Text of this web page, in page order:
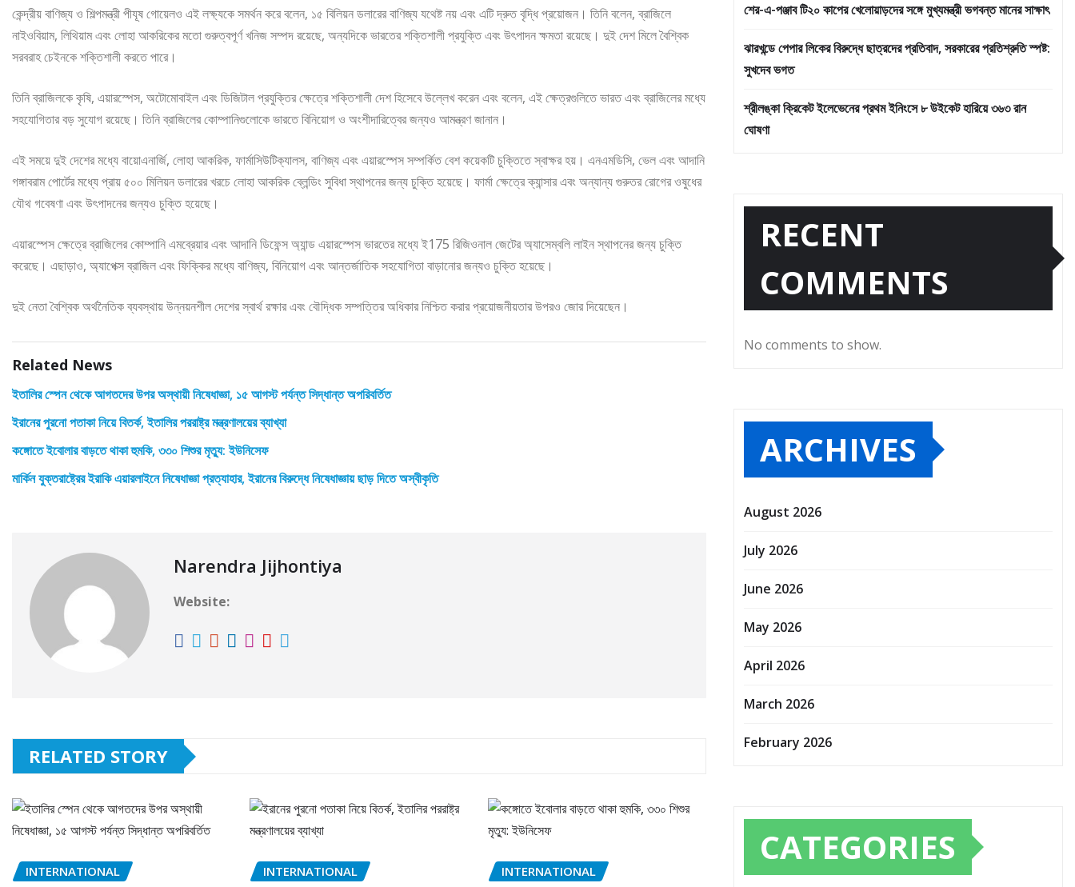
কেন্দ্রীয় বাণিজ্য ও শিল্পমন্ত্রী পীযূষ গোয়েলও এই লক্ষ্যকে সমর্থন করে বলেন, ১৫ বিলিয়ন ডলারের বাণিজ্য যথেষ্ট নয় এবং এটি দ্রুত বৃদ্ধি প্রয়োজন। তিনি বলেন, ব্রাজিলে
নাইওবিয়াম, লিথিয়াম এবং লোহা আকরিকের মতো গুরুত্বপূর্ণ খনিজ সম্পদ রয়েছে, অন্যদিকে ভারতের শক্তিশালী প্রযুক্তি এবং উৎপাদন ক্ষমতা রয়েছে। দুই দেশ মিলে বৈশ্বিক
সরবরাহ চেইনকে শক্তিশালী করতে পারে।
তিনি ব্রাজিলকে কৃষি, এয়ারস্পেস, অটোমোবাইল এবং ডিজিটাল প্রযুক্তির ক্ষেত্রে শক্তিশালী দেশ হিসেবে উল্লেখ করেন এবং বলেন, এই ক্ষেত্রগুলিতে ভারত এবং ব্রাজিলের মধ্যে
সহযোগিতার বড় সুযোগ রয়েছে। তিনি ব্রাজিলের কোম্পানিগুলোকে ভারতে বিনিয়োগ ও অংশীদারিত্বের জন্যও আমন্ত্রণ জানান।
এই সময়ে দুই দেশের মধ্যে বায়োএনার্জি, লোহা আকরিক, ফার্মাসিউটিক্যালস, বাণিজ্য এবং এয়ারস্পেস সম্পর্কিত বেশ কয়েকটি চুক্তিতে স্বাক্ষর হয়। এনএমডিসি, ভেল এবং আদানি
গঙ্গাবরাম পোর্টের মধ্যে প্রায় ৫০০ মিলিয়ন ডলারের খরচে লোহা আকরিক ব্লেন্ডিং সুবিধা স্থাপনের জন্য চুক্তি হয়েছে। ফার্মা ক্ষেত্রে ক্যান্সার এবং অন্যান্য গুরুতর রোগের ওষুধের
যৌথ গবেষণা এবং উৎপাদনের জন্যও চুক্তি হয়েছে।
এয়ারস্পেস ক্ষেত্রে ব্রাজিলের কোম্পানি এমব্রেয়ার এবং আদানি ডিফেন্স অ্যান্ড এয়ারস্পেস ভারতের মধ্যে ই175 রিজিওনাল জেটের অ্যাসেম্বলি লাইন স্থাপনের জন্য চুক্তি
করেছে। এছাড়াও, অ্যাপেক্স ব্রাজিল এবং ফিক্কির মধ্যে বাণিজ্য, বিনিয়োগ এবং আন্তর্জাতিক সহযোগিতা বাড়ানোর জন্যও চুক্তি হয়েছে।
দুই নেতা বৈশ্বিক অর্থনৈতিক ব্যবস্থায় উন্নয়নশীল দেশের স্বার্থ রক্ষার এবং বৌদ্ধিক সম্পত্তির অধিকার নিশ্চিত করার প্রয়োজনীয়তার উপরও জোর দিয়েছেন।
Related News
ইতালির স্পেন থেকে আগতদের উপর অস্থায়ী নিষেধাজ্ঞা, ১৫ আগস্ট পর্যন্ত সিদ্ধান্ত অপরিবর্তিত
ইরানের পুরনো পতাকা নিয়ে বিতর্ক, ইতালির পররাষ্ট্র মন্ত্রণালয়ের ব্যাখ্যা
কঙ্গোতে ইবোলার বাড়তে থাকা হুমকি, ৩৩০ শিশুর মৃত্যু: ইউনিসেফ
মার্কিন যুক্তরাষ্ট্রের ইরাকি এয়ারলাইনে নিষেধাজ্ঞা প্রত্যাহার, ইরানের বিরুদ্ধে নিষেধাজ্ঞায় ছাড় দিতে অস্বীকৃতি
Narendra Jijhontiya
Website:
RELATED STORY
INTERNATIONAL INTERNATIONAL INTERNATIONAL
শের-এ-পঞ্জাব টি২০ কাপের খেলোয়াড়দের সঙ্গে মুখ্যমন্ত্রী ভগবন্ত মানের সাক্ষাৎ
ঝারখন্ডে পেপার লিকের বিরুদ্ধে ছাত্রদের প্রতিবাদ, সরকারের প্রতিশ্রুতি স্পষ্ট:
সুখদেব ভগত
শ্রীলঙ্কা ক্রিকেট ইলেভেনের প্রথম ইনিংসে ৮ উইকেট হারিয়ে ৩৬৩ রান
ঘোষণা
RECENT
COMMENTS
No comments to show.
ARCHIVES
August 2026
July 2026
June 2026
May 2026
April 2026
March 2026
February 2026
CATEGORIES